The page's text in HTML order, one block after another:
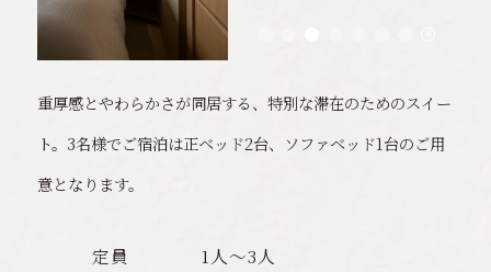
重厚感とやわらかさが同居する、特別な滞在のためのスイー
ト。 3名様でご宿泊は正ベッド2台、ソファベッド1台のご用
意となります。
定員 1人〜3人